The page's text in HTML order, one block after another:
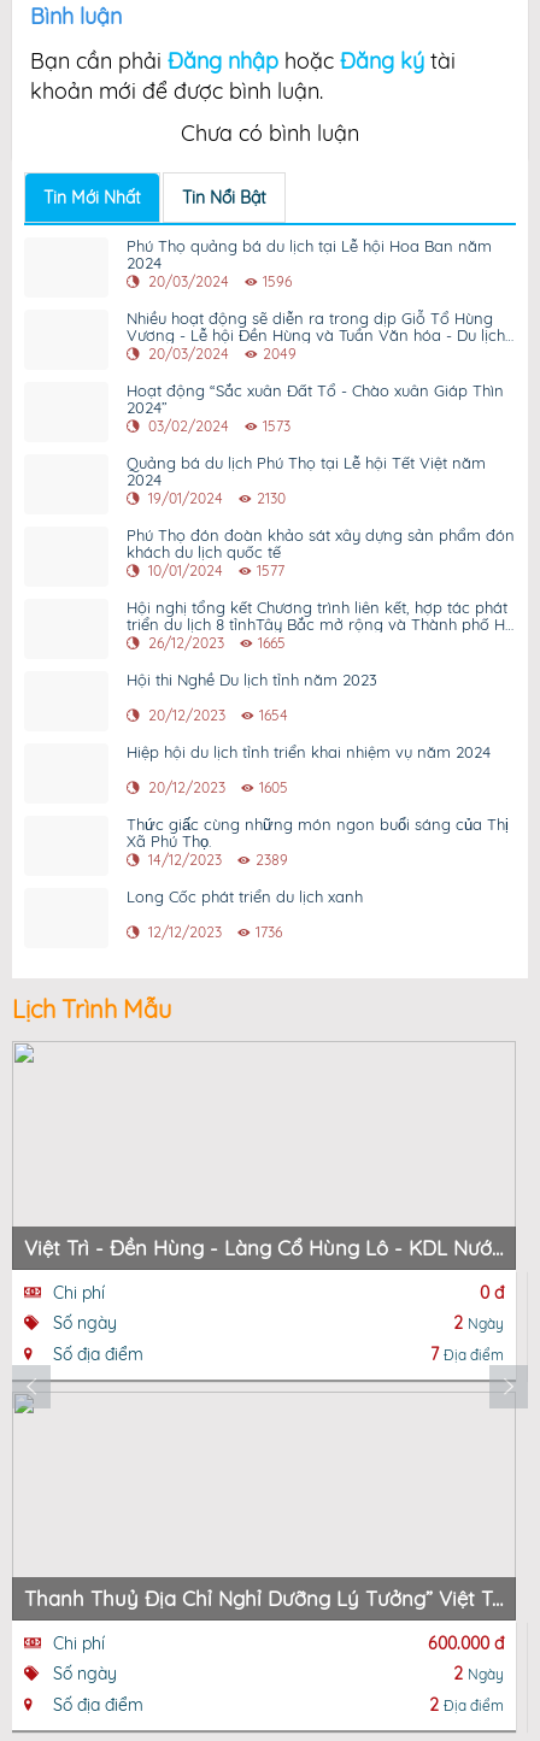
Bình luận
Bạn cần phải Đăng nhập hoặc Đăng ký tài
khoản mới để được bình luận.
Chưa có bình luận
Tin Mới Nhất Tin Nổi Bật
Phú Thọ quảng bá du lịch tại Lễ hội Hoa Ban năm
2024
20/03/2024 1596
Nhiều hoạt động sẽ diễn ra trong dịp Giỗ Tổ Hùng
Vương - Lễ hội Đền Hùng và Tuần Văn hóa - Du lịch
Đất Tổ năm 2024.
20/03/2024 2049
Hoạt động “Sắc xuân Đất Tổ - Chào xuân Giáp Thìn
2024”
03/02/2024 1573
Quảng bá du lịch Phú Thọ tại Lễ hội Tết Việt năm
2024
19/01/2024 2130
Phú Thọ đón đoàn khảo sát xây dựng sản phẩm đón
khách du lịch quốc tế
10/01/2024 1577
Hội nghị tổng kết Chương trình liên kết, hợp tác phát
triển du lịch 8 tỉnhTây Bắc mở rộng và Thành phố Hồ
Chí Minh năm 2023
26/12/2023 1665
Hội thi Nghề Du lịch tỉnh năm 2023
20/12/2023 1654
Hiệp hội du lịch tỉnh triển khai nhiệm vụ năm 2024
20/12/2023 1605
Thức giấc cùng những món ngon buổi sáng của Thị
Xã Phú Thọ.
14/12/2023 2389
Long Cốc phát triển du lịch xanh
12/12/2023 1736
Lịch Trình Mẫu
Việt Trì - Đền Hùng - Làng Cổ Hùng Lô - KDL Nước Khoáng Nóng Thanh Thuỷ - Việt Trì
Chi phí
0 đ
Số ngày
2 Ngày
Số địa điểm 7 Địa điểm
Thanh Thuỷ Địa Chỉ Nghỉ Dưỡng Lý Tưởng” Việt Trì - Đền Hùng - Đền Lang Sương - Khu Du Lịch Đảo Ngọc
Chi phí
600.000 đ
Số ngày
2 Ngày
Số địa điểm 2 Địa điểm